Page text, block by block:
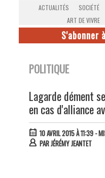
ACTUALITÉS SOCIÉTÉ
ART DE VIVRE
S'abonner
POLITIQUE
Lagarde dément
en cas d'alliance
10 AVRIL 2015 À 11:39-
PARJÉRÉMY JEANTET